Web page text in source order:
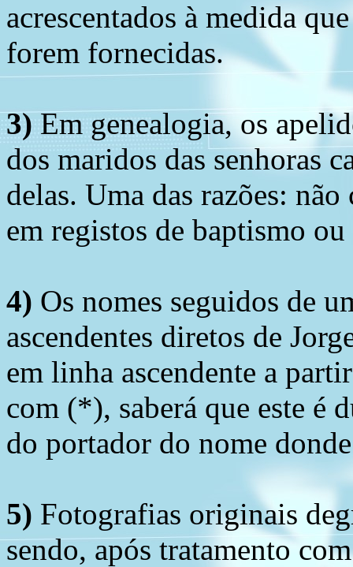
acrescentados à medida
forem fornecidas.
3)Em genealogia, os
dos maridos das senhoras
delas. Uma das razões:
em registos de baptismo
4) Os nomes seguidos de
ascendentes diretos de
em linha ascendente a
com (*), saberá que este é
do portador do nome
5) Fotografias originais
sendo, após tratamento